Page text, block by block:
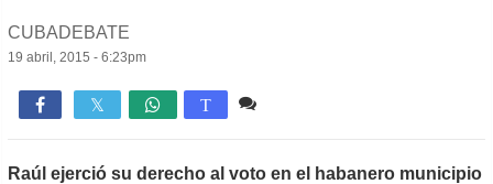
CUBADEBATE
19 abril, 2015 - 6:23pm
 T
Raúl ejerció su derecho al voto en el habanero municipio